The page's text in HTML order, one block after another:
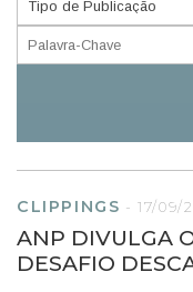
CLIPPINGS -17/09/
ANP DIVULGA
DESAFIO